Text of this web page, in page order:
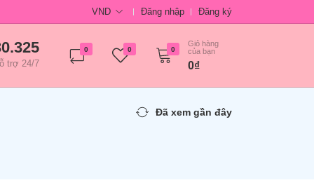
VND Đăng nhập Đăng ký
trợ 24/7
0 0 0
Giỏ hàng
của bạn
0₫
Đã xem gần đây